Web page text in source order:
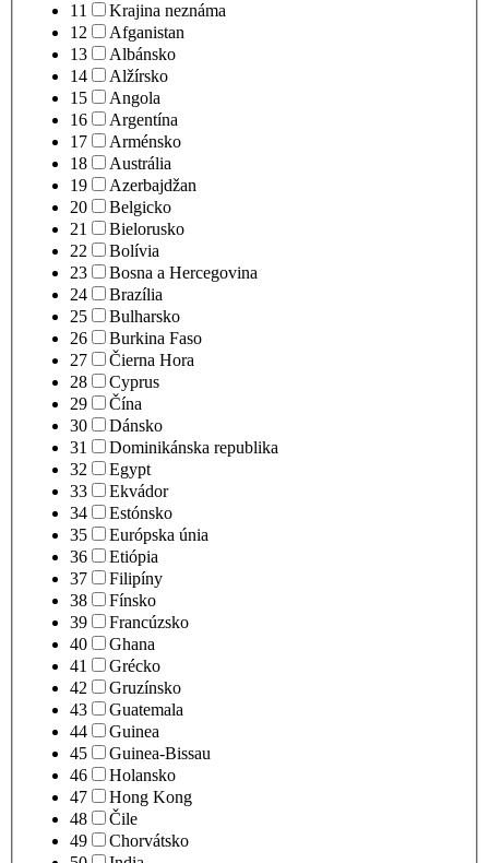
11
Krajina neznáma
12
Afganistan
13
Albánsko
14
Alžírsko
15
Angola
16
Argentína
17
Arménsko
18
Austrália
19
Azerbajdžan
20
Belgicko
21
Bielorusko
22
Bolívia
23
Bosna a Hercegovina
24
Brazília
25
Bulharsko
26
Burkina Faso
27
Čierna Hora
28
Cyprus
29
Čína
30
Dánsko
31
Dominikánska republika
32
Egypt
33
Ekvádor
34
Estónsko
35
Európska únia
36
Etiópia
37
Filipíny
38
Fínsko
39
Francúzsko
40
Ghana
41
Grécko
42
Gruzínsko
43
Guatemala
44
Guinea
45
Guinea-Bissau
46
Holansko
47
Hong Kong
48
Čile
49
Chorvátsko